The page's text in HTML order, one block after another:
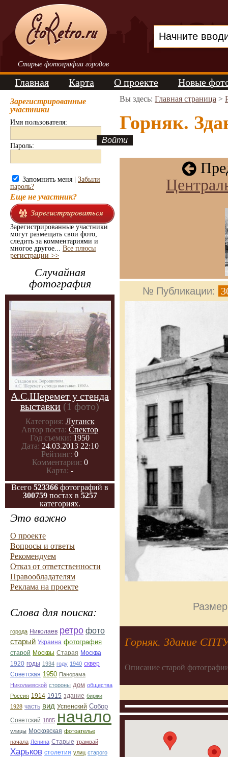
Старые фотографии городов
Главная Карта О проекте Новые
Зарегистрированные
участники
Имя пользователя:
Пароль:
Запомнить меня | Забыли
пароль?
Еще не участник?
Зарегистрированные участники
могут размещать свои фото,
следить за комментариями и
многое другое... Все плюсы
регистрации >>
Случайная
фотография
А.С.Шеремет у стенда
выставки (1 фото)
Категория: Луганск
Автор поста: Спектор
Год съемки: 1950
Дата: 24.03.2013 22:10
Рейтинг: 0
Комментарии: 0
Карта: -
Всего 523366 фотографий в
300759постах в 5257
категориях.
Это важно
О проекте
Вопросы и ответы
Рекомендуем
Отказ от ответственности
Правообладателям
Реклама на проекте
Слова для поиска:
города Николаев ретро фото
старый Украина фотография
старой Москвы Старая Москва
1920 годы 1934 году 1940 сквер
Советская 1950 Панорама
Николаевской стороны дом общества
Россия 1914 1915 здание биржи
1928 часть вид Успенский Собор
Советский 1885 начало
улицы Московская фотоателье
начала Ленина Старые трамвай
Харьков столетия улиц старого
Вы здесь: Главная страница >
Горняк.
№ Публикации:
Горняк. Здание
Описание старой